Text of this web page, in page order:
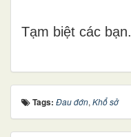
Tạm biệt các bạn.
Tags: Đau đớn, Khổ sở